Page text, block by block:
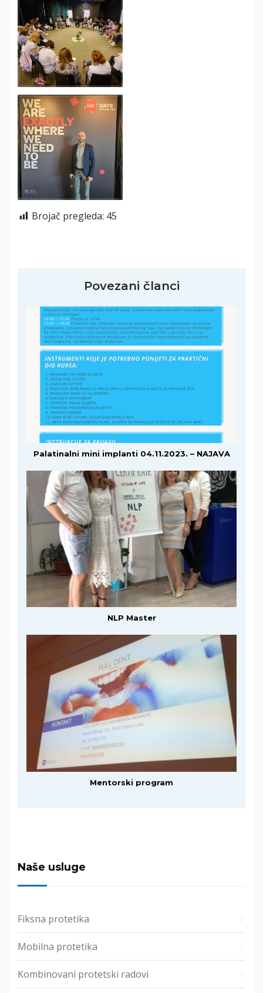
Brojač pregleda: 45
Povezani članci
Palatinalni mini implanti 04.11.2023. – NAJAVA
NLP Master
Mentorski program
Naše usluge
Fiksna protetika
Mobilna protetika
Kombinovani protetski radovi